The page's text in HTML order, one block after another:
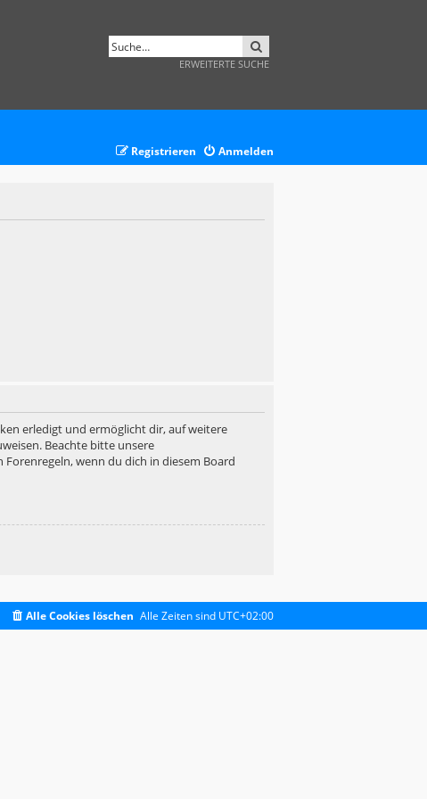
ERWEITERTE SUCHE
Anmelden
Registrieren
erledigt und ermöglicht dir, auf weitere
Beachte bitte unsere
wenn du dich in diesem Board
Alle Zeiten sind UTC+02:00
Alle Cookies löschen